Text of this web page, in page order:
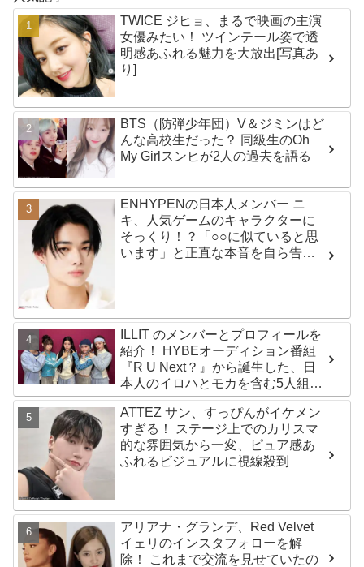
TWICE ジヒョ、まるで映画の主演
女優みたい！ ツインテール姿で透
明感あふれる魅力を大放出[写真あ
り]
BTS（防弾少年団）V＆ジミンはど
んな高校生だった？ 同級生のOh
My Girlスンヒが2人の過去を語る
ENHYPENの日本人メンバー ニ
キ、人気ゲームのキャラクターに
そっくり！？「○○に似ていると思
います」と正直な本音を自ら告
ILLIT のメンバーとプロフィールを
紹介！ HYBEオーディション番組
『R U Next？』から誕生した、日
本人のイロハとモカを含む5人組ガ
ールズグループ！ デビュー曲
「Magnetic」がいきなりの大ヒッ
ト
ATTEZ サン、すっぴんがイケメン
すぎる！ ステージ上でのカリスマ
的な雰囲気から一変、ピュア感あ
ふれるビジュアルに視線殺到
アリアナ・グランデ、Red Velvet
イェリのインスタフォローを解
除！ これまで交流を見せていたの